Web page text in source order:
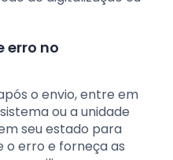
erro no
o envio, entre em
ou a unidade
seu estado para
o erro e forneça as